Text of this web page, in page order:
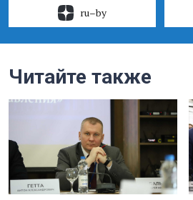
ru–by
Читайте также